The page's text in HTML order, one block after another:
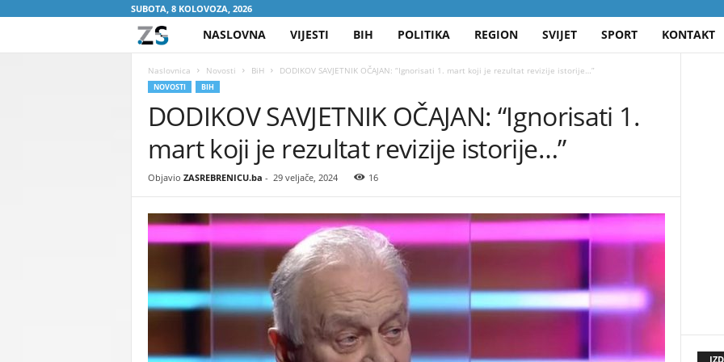
SUBOTA, 8 KOLOVOZA, 2026
A
S
E
B
R
I
NASLOVNA VIJESTI BIH POLITIKA REGION SVIJET SPORT KONTAKT
Naslovnica Novosti BiH DODIKOV SAVJETNIK OČAJAN: “Ignorisati 1. mart koji je rezultat revizije istorije…”
NOVOSTI BIH
DODIKOV SAVJETNIK OČAJAN: “Ignorisati 1.
mart koji je rezultat revizije istorije…”
Objavio ZASREBRENICU.ba - 29 veljače, 2024 16